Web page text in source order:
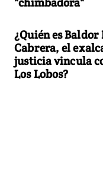
¿Quién es Baldor
Cabrera, el
justicia vincula
Los Lobos?